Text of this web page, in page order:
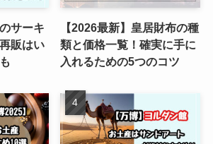
サーキ
販はい
【2026最新】皇居財布の種
類と価格一覧！確実に手に
入れるための5つのコツ